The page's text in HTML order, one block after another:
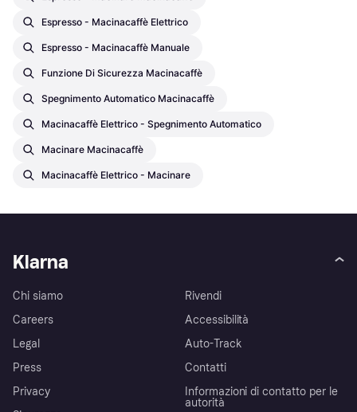
Espresso - Macinacaffè Elettrico
Espresso - Macinacaffè Manuale
Funzione Di Sicurezza Macinacaffè
Spegnimento Automatico Macinacaffè
Macinacaffè Elettrico - Spegnimento Automatico
Macinare Macinacaffè
Macinacaffè Elettrico - Macinare
Klarna
Chi siamo
Careers
Legal
Press
Privacy
Rivendi
Accessibilità
Auto-Track
Contatti
Informazioni di contatto per le
autorità